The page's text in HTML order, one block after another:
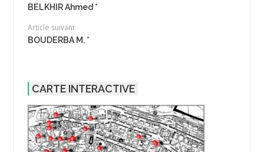
BELKHIR Ahmed *
Article suivant
BOUDERBA M. *
CARTE INTERACTIVE